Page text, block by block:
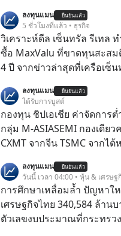
ลงทุนแมน ยืนยันแล้ว
5 ชั่วโมงที่แล้ว • ธุรกิจ
วิเคราะห์ดีล เซ็นทรัล รีเทล
ซื้อ MaxValu ที่ขาดทุนสะส
4 ปี จากข่าวล่าสุดที่เครือเซ็น
เปอร์มาร์เก็ต MaxValu ในปร
ที่มีอยู่ทั้งหมด 30 สาขา และจะเปลี่ยน
MaxValu เป็นแบรนด์ Tops
ลงทุนแมน ยืนยันแล้ว
ได้รับการบูสต์
กองทุน ชิปเอเชีย ค่าจัดการ
กลุ่ม M-ASIASEMI กองเดีย
CXMT จากจีน TSMC จากไต้
ลงทุนแมน ยืนยันแล้ว
วันนี้ เวลา 04:00 • หุ้น & เศรษฐ
การศึกษาเหลื่อมล้ำ ปัญหาใ
เศรษฐกิจไทย 340,584 ล้าน
ตัวเลขงบประมาณที่กระทรวง